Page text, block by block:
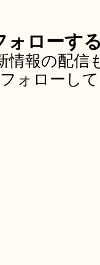
ォローす
情報の配
ォローし